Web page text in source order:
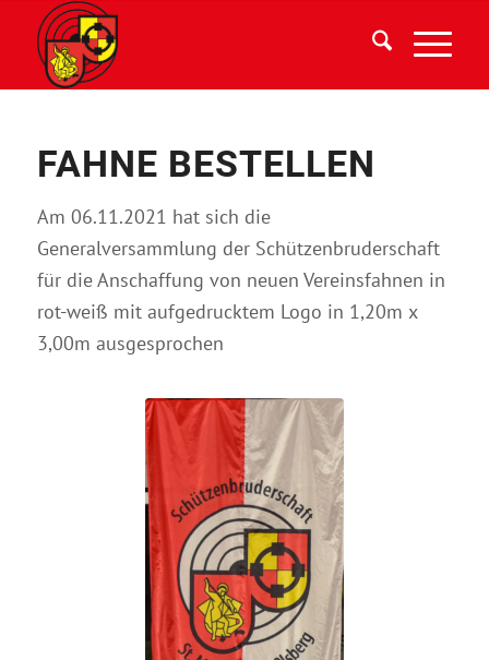
FAHNE BESTELLEN
Am 06.11.2021 hat sich die
Generalversammlung der Schützenbruderschaft
für die Anschaffung von neuen Vereinsfahnen in
rot-weiß mit aufgedrucktem Logo in 1,20m x
3,00m ausgesprochen